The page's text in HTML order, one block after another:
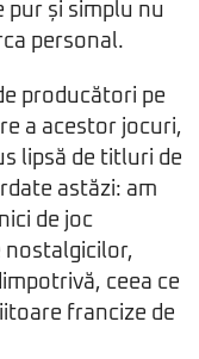
și simplu nu
personal.
producători pe
a acestor jocuri,
lipsă de titluri de
astăzi: am
de joc
nostalgicilor,
ceea ce
francize de